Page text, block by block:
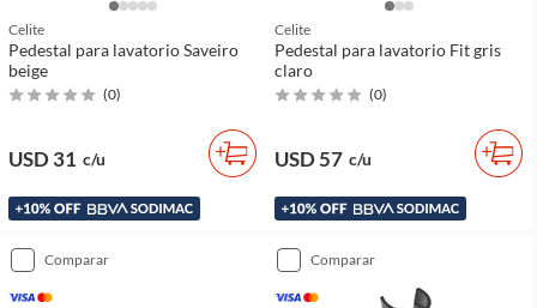
Celite
Pedestal para lavatorio Saveiro
beige
(0)
USD 31 c/u
Celite
Pedestal para lavatorio Fit gris
claro
(0)
USD 57 c/u
comparar comparar